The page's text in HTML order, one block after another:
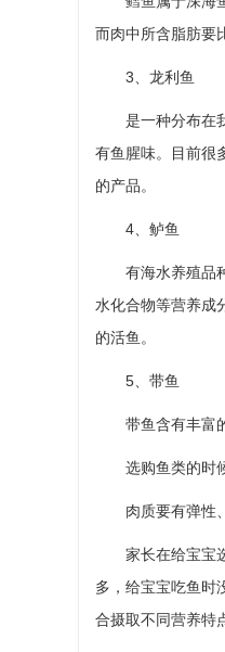
而肉中所含脂肪要
3、龙利鱼
是一种分布在我
有鱼腥味。目前很
的产品。
4、鲈鱼
有海水养殖品种
水化合物等营养成
的活鱼。
5、带鱼
带鱼含有丰富的
选购鱼类的时候
肉质要有弹性、
家长在给宝宝选
多，给宝宝吃鱼时
合摄取不同营养特